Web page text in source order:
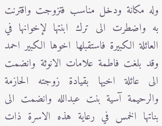
وله مكانة ودخل مناسب فتزوجت واقترنت
به واضطرت الى ترك ابنتها لإخوانها في
العائلة الكبيرة فاستقبلها اخوها الكبير احمد
وقد بلغت فاطمة علامات الانوثة وانضمت
الى عائلة اخيها بقيادة زوجته الحازمة
والرحيمة آسية بنت عبدالله وانضمت الى
بناتها الخمس في رعاية هذه الاسرة ذات